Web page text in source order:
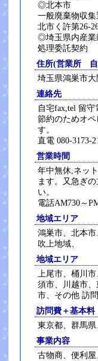
◎北本市
一般廃棄物収集
北市く許第26-
◎埼玉県内産業
処理委託契約
住所(営業所
埼玉県鴻巣市大
連絡先
自宅fax,tel 留
節約のためオ
す。
直電 080-3173-
営業時間
年中無休,ネッ
ます。又急ぎ
い。
電話AM730～
地域エリア
鴻巣市、北本市
吹上地域、
地域エリア
上尾市、桶川
須市、川越市
市、その他 訪
訪問費＋基本料
東京都、群馬
事業内容
古物商、便利